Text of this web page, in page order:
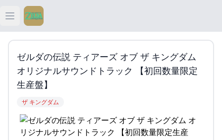
Open main menu
ティアキン
ティアキン 祠
ティアキン 攻略
ゼルダの伝説 ティアーズ オブ ザ キングダム
オリジナルサウンドトラック 【初回数量限定
生産盤】
ザ キングダム